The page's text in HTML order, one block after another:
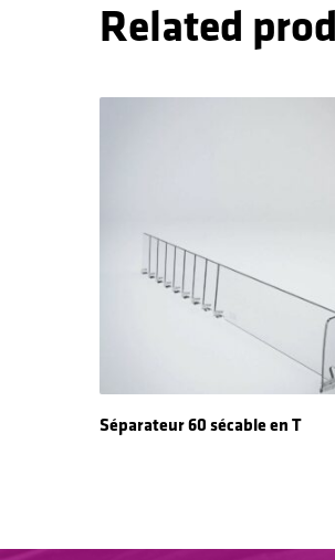
Related
Read More
Séparateur 60 sécable en T